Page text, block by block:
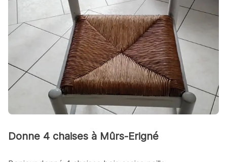
Donne 4 chaises à Mûrs-Erigné